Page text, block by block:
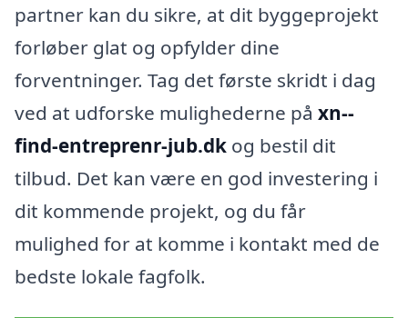
partner kan du sikre, at dit byggeprojekt
forløber glat og opfylder dine
forventninger. Tag det første skridt i dag
ved at udforske mulighederne på xn--
find-entreprenr-jub.dk og bestil dit
tilbud. Det kan være en god investering i
dit kommende projekt, og du får
mulighed for at komme i kontakt med de
bedste lokale fagfolk.